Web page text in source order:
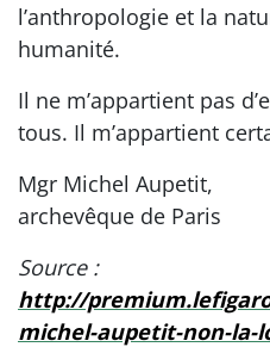
l’anthropologie et la
humanité.
Il ne m’appartient pas
tous. Il m’appartient
Mgr Michel Aupetit,
archevêque de Paris
Source :
http://
michel-aupetit-non-la-